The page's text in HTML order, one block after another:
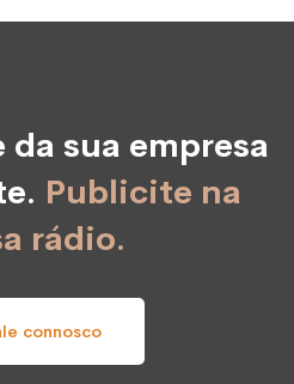
sua empresa
Publicite na
rádio.
connosco